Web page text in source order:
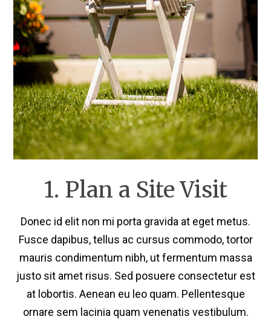
1. Plan a Site Visit
Donec id elit non mi porta gravida at eget metus.
Fusce dapibus, tellus ac cursus commodo, tortor
mauris condimentum nibh, ut fermentum massa
justo sit amet risus. Sed posuere consectetur est
at lobortis. Aenean eu leo quam. Pellentesque
ornare sem lacinia quam venenatis vestibulum.